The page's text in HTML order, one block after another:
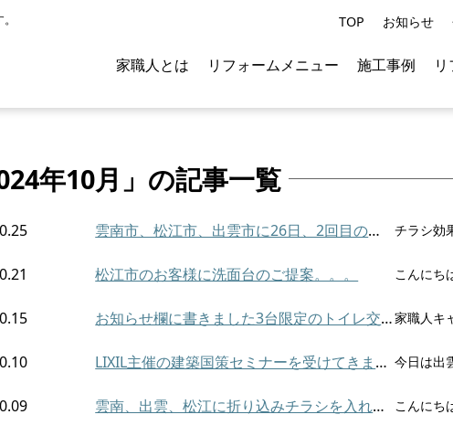
TOP お知らせ
家職人とは リフォームメニュー 施工事例
年10月」の記事一覧
雲南市、松江市、出雲市に26日、2回目のチラシを入れました。
松江市のお客様に洗面台のご提案。。。
お知らせ欄に書きました3台限定のトイレ交換が・・・
LIXIL主催の建築国策セミナーを受けてきました。
雲南、出雲、松江に折り込みチラシを入れました！